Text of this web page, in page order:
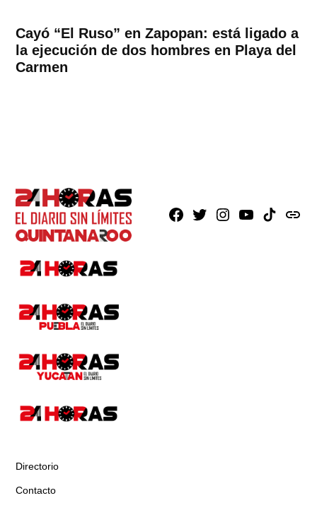
Cayó “El Ruso” en Zapopan: está ligado a
la ejecución de dos hombres en Playa del
Carmen
Facebook
X Instagram
YoutubeTikTokissuu
Directorio
Contacto